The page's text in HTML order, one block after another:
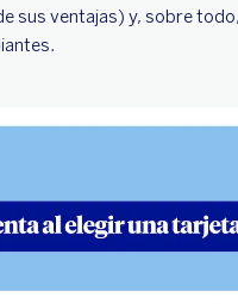
sus ventajas) y, sobre